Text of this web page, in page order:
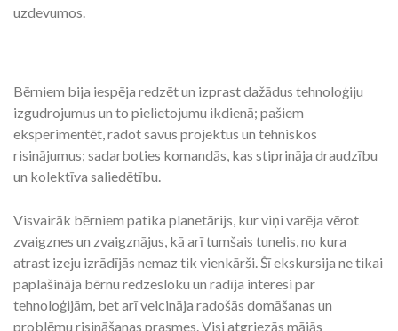
uzdevumos.
Bērniem bija iespēja redzēt un izprast dažādus tehnoloģiju
izgudrojumus un to pielietojumu ikdienā; pašiem
eksperimentēt, radot savus projektus un tehniskos
risinājumus; sadarboties komandās, kas stiprināja draudzību
un kolektīva saliedētību.
Visvairāk bērniem patika planetārijs, kur viņi varēja vērot
zvaigznes un zvaigznājus, kā arī tumšais tunelis, no kura
atrast izeju izrādījās nemaz tik vienkārši. Šī ekskursija ne tikai
paplašināja bērnu redzesloku un radīja interesi par
tehnoloģijām, bet arī veicināja radošās domāšanas un
problēmu risināšanas prasmes. Visi atgriezās mājās